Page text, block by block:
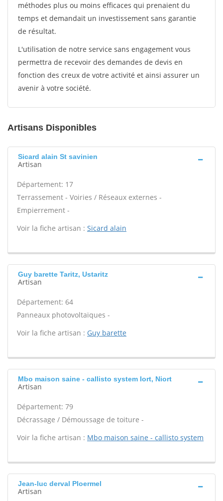
méthodes plus ou moins efficaces qui prenaient du
temps et demandait un investissement sans garantie
de résultat.
L'utilisation de notre service sans engagement vous
permettra de recevoir des demandes de devis en
fonction des creux de votre activité et ainsi assurer un
avenir à votre société.
Artisans Disponibles
Sicard alain St savinien
Artisan
Département: 17
Terrassement - Voiries / Réseaux externes -
Empierrement -
Voir la fiche artisan : Sicard alain
Guy barette Taritz, Ustaritz
Artisan
Département: 64
Panneaux photovoltaïques -
Voir la fiche artisan : Guy barette
Mbo maison saine - callisto system Iort, Niort
Artisan
Département: 79
Décrassage / Démoussage de toiture -
Voir la fiche artisan : Mbo maison saine - callisto system
Jean-luc derval Ploermel
Artisan